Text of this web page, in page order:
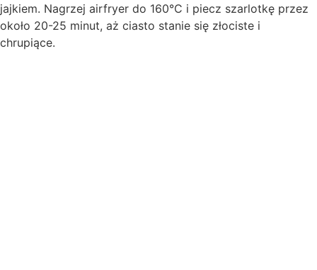
jajkiem. Nagrzej airfryer do 160°C i piecz szarlotkę przez
około 20-25 minut, aż ciasto stanie się złociste i
chrupiące.